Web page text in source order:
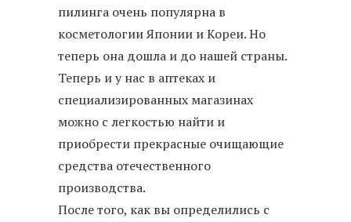
пилинга очень популярна в
косметологии Японии и Кореи. Но
теперь она дошла и до нашей страны.
Теперь и у нас в аптеках и
специализированных магазинах
можно с легкостью найти и
приобрести прекрасные очищающие
средства отечественного
производства.
После того, как вы определились с